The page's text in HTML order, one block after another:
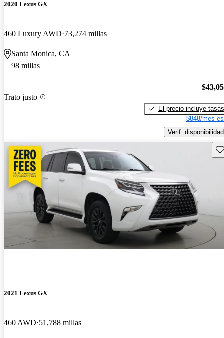
2020 Lexus GX
460 Luxury AWD 73,274 millas
Santa Monica, CA
98 millas
Trato justo
El precio incluye tasas
$848/mes
Verif. disponibilidad
2021 Lexus GX
460 AWD 51,788 millas